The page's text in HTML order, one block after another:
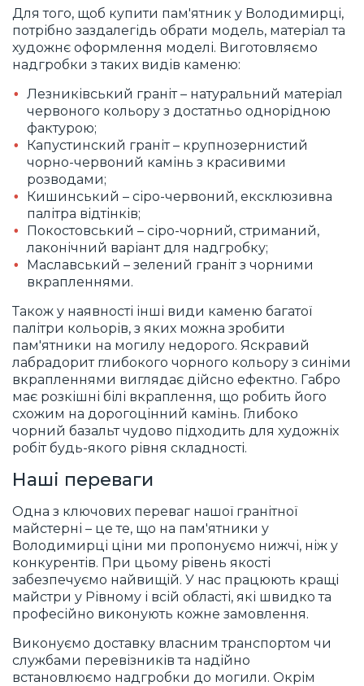
Для того, щоб купити пам'ятник у Володимирці,
потрібно заздалегідь обрати модель, матеріал та
художнє оформлення моделі. Виготовляємо
надгробки з таких видів каменю:
Лезниківський граніт – натуральний матеріал
червоного кольору з достатньо однорідною
фактурою;
Капустинский граніт – крупнозернистий
чорно-червоний камінь з красивими
розводами;
Кишинський – сіро-червоний, ексклюзивна
палітра відтінків;
Покостовський – сіро-чорний, стриманий,
лаконічний варіант для надгробку;
Маславський – зелений граніт з чорними
вкрапленнями.
Також у наявності інші види каменю багатої
палітри кольорів, з яких можна зробити
пам'ятники на могилу недорого. Яскравий
лабрадорит глибокого чорного кольору з синіми
вкрапленнями виглядає дійсно ефектно. Габро
має розкішні білі вкраплення, що робить його
схожим на дорогоцінний камінь. Глибоко
чорний базальт чудово підходить для художніх
робіт будь-якого рівня складності.
Наші переваги
Одна з ключових переваг нашої гранітної
майстерні – це те, що на пам'ятники у
Володимирці ціни ми пропонуємо нижчі, ніж у
конкурентів. При цьому рівень якості
забезпечуємо найвищій. У нас працюють кращі
майстри у Рівному і всій області, які швидко та
професійно виконують кожне замовлення.
Виконуємо доставку власним транспортом чи
службами перевізників та надійно
встановлюємо надгробки до могили. Окрім